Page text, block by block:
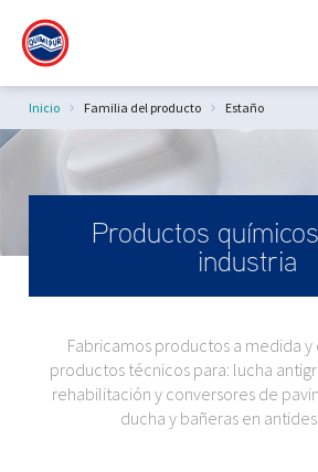
Estás aquí:
Inicio Familia del producto Estaño
Productos
industria
Fabricamos productos a medida
productos técnicos para: lucha
rehabilitación y conversores de
ducha y bañeras en